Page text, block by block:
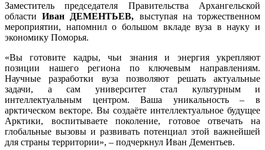
Заместитель председателя Правительства Архангельской
областиИван ДЕМЕНТЬЕВ, выступая на торжественном
мероприятии, напомнил о большом вкладе вуза в науку и
экономику Поморья.
«Вы готовите кадры, чьи знания и энергия укрепляют
позиции нашего региона по ключевым направлениям.
Научные разработки вуза позволяют решать актуальные
задачи, а сам университет стал культурным и
интеллектуальным центром. Ваша уникальность – в
арктическом векторе. Вы создаёте интеллектуальное будущее
Арктики, воспитываете поколение, готовое отвечать на
глобальные вызовы и развивать потенциал этой важнейшей
для страны территории», – подчеркнул Иван Дементьев.